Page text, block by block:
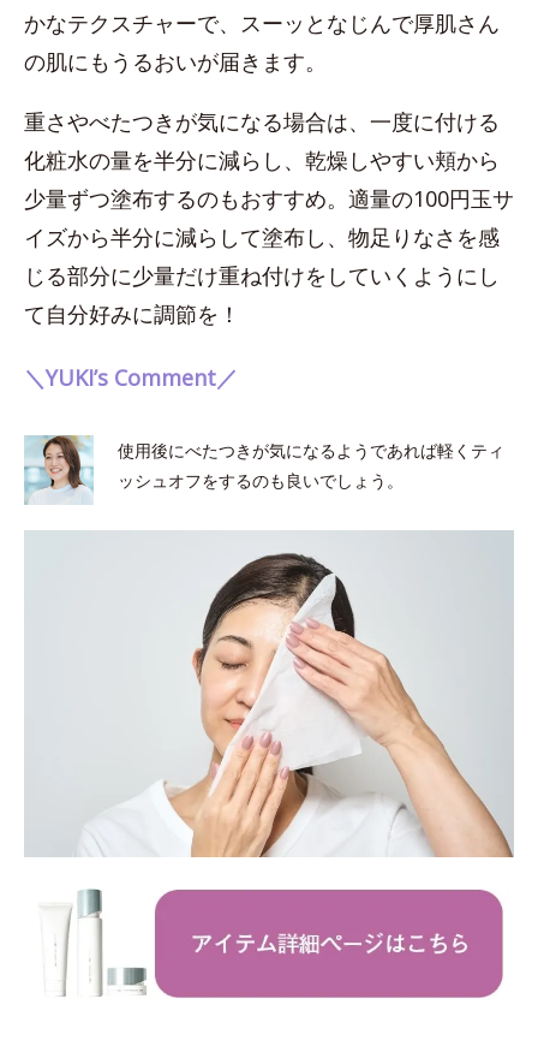
かなテクスチャーで、スーッとなじんで厚肌さん
の肌にもうるおいが届きます。
重さやべたつきが気になる場合は、一度に付ける
化粧水の量を半分に減らし、乾燥しやすい頬から
少量ずつ塗布するのもおすすめ。適量の100円玉サ
イズから半分に減らして塗布し、物足りなさを感
じる部分に少量だけ重ね付けをしていくようにし
て自分好みに調節を！
＼YUKI’s Comment／
使用後にべたつきが気になるようであれば軽くティ
ッシュオフをするのも良いでしょう。